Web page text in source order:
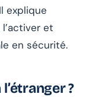
explique
et
en sécurité.
?